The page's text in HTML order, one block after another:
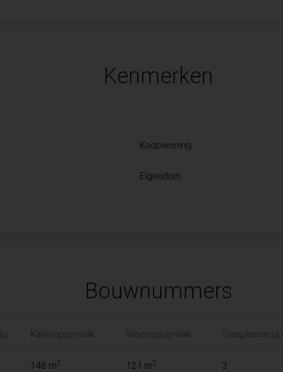
Kenmerken
Koopwoning
Eigendom
Bouwnummers
Kaveloppervlak Woonoppervlak Slaapkamer(s)
148 m2 121 m2 3